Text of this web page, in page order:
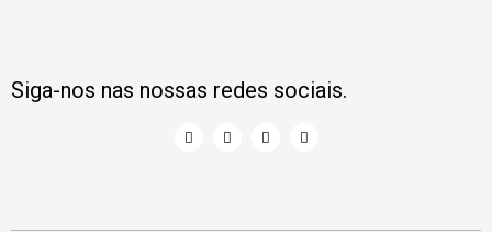
Siga-nos nas nossas redes sociais.